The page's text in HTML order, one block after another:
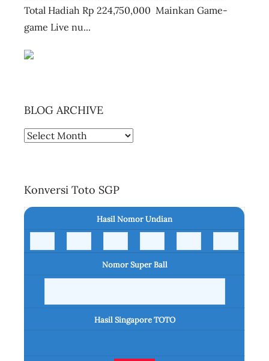
Total Hadiah Rp 224,750,000 Mainkan Game-
game Live nu...
BLOG ARCHIVE
BLOG
Konversi Toto SGP
Hasil Nomor Undian
Nomor Super Ball
Hasil Singapore TOTO